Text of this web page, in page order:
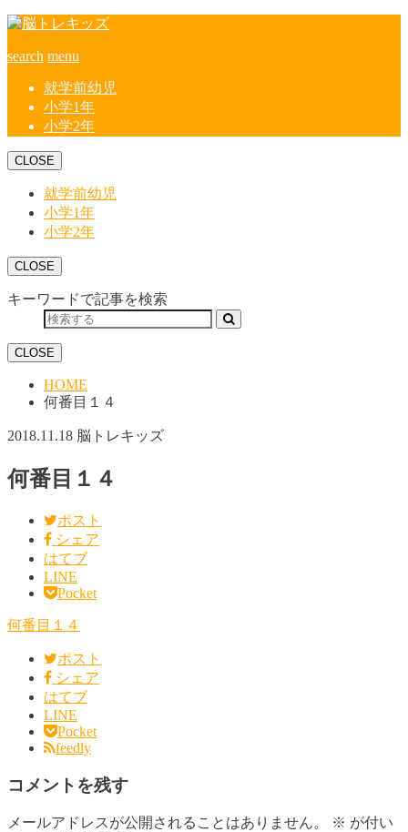
search menu
就学前幼児
小学1年
小学2年
CLOSE
就学前幼児
小学1年
小学2年
CLOSE
キーワードで記事を検索
CLOSE
HOME
何番目１４
2018.11.18 脳トレキッズ
何番目１４
ポスト
シェア
はてブ
LINE
Pocket
何番目１４
ポスト
シェア
はてブ
LINE
Pocket
feedly
コメントを残す
メールアドレスが公開されることはありません。 ※ が付い